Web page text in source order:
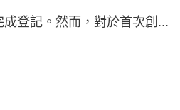
登記。然而，對於首次創...